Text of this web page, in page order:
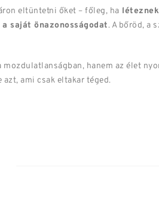
eltüntetni őket – főleg, ha
saját önazonosságodat. A bőröd, a
hanem az élet
azt, ami csak eltakar téged.